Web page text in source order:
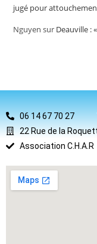
jugé pour
Nguyen sur Deauville :
06 14 67 70 27
22 Rue de la
Association C.H.A.R